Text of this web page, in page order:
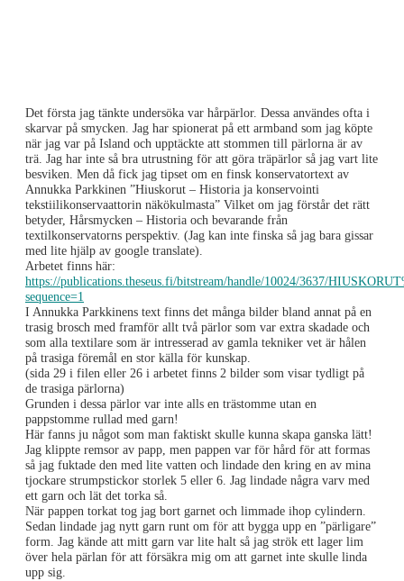
Det första jag tänkte undersöka var hårpärlor. Dessa användes ofta i
skarvar på smycken. Jag har spionerat på ett armband som jag köpte
när jag var på Island och upptäckte att stommen till pärlorna är av
trä. Jag har inte så bra utrustning för att göra träpärlor så jag vart lite
besviken. Men då fick jag tipset om en finsk konservatortext av
Annukka Parkkinen ”Hiuskorut – Historia ja konservointi
tekstiilikonservaattorin näkökulmasta” Vilket om jag förstår det rätt
betyder, Hårsmycken – Historia och bevarande från
textilkonservatorns perspektiv. (Jag kan inte finska så jag bara gissar
med lite hjälp av google translate).
Arbetet finns här:
https://publications.theseus.fi/bitstream/handle/10024/3637/
sequence=1
I Annukka Parkkinens text finns det många bilder bland annat på en
trasig brosch med framför allt två pärlor som var extra skadade och
som alla textilare som är intresserad av gamla tekniker vet är hålen
på trasiga föremål en stor källa för kunskap.
(sida 29 i filen eller 26 i arbetet finns 2 bilder som visar tydligt på
de trasiga pärlorna)
Grunden i dessa pärlor var inte alls en trästomme utan en
pappstomme rullad med garn!
Här fanns ju något som man faktiskt skulle kunna skapa ganska lätt!
Jag klippte remsor av papp, men pappen var för hård för att formas
så jag fuktade den med lite vatten och lindade den kring en av mina
tjockare strumpstickor storlek 5 eller 6. Jag lindade några varv med
ett garn och lät det torka så.
När pappen torkat tog jag bort garnet och limmade ihop cylindern.
Sedan lindade jag nytt garn runt om för att bygga upp en ”pärligare”
form. Jag kände att mitt garn var lite halt så jag strök ett lager lim
över hela pärlan för att försäkra mig om att garnet inte skulle linda
upp sig.